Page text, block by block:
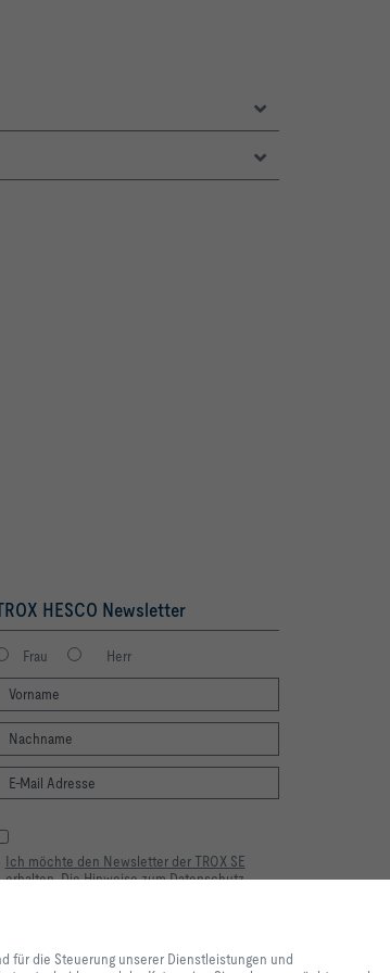
HESCO Newsletter
Frau Herr
Ich möchte den Newsletter der TROX SE
erhalten. Die Hinweise zum Datenschutz
Abmeldelink.
für die Steuerung unserer Dienstleistungen und